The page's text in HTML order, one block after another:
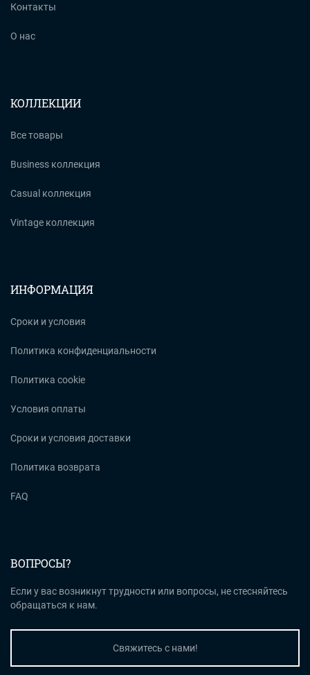
Контакты
О нас
КОЛЛЕКЦИИ
Все товары
Business коллекция
Casual коллекция
Vintage коллекция
ИНФОРМАЦИЯ
Сроки и условия
Политика конфиденциальности
Политика cookie
Условия оплаты
Сроки и условия доставки
Политика возврата
FAQ
ВОПРОСЫ?
Если у вас возникнут трудности или вопросы, не стесняйтесь
обращаться к нам.
Свяжитесь с нами!